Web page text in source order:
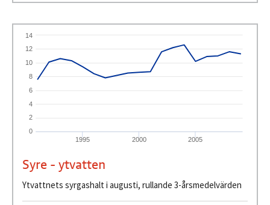
1995 2000 2005
0
2
4
6
8
10
12
14
Syre - ytvatten
Ytvattnets syrgashalt i augusti, rullande 3-årsmedelvärden